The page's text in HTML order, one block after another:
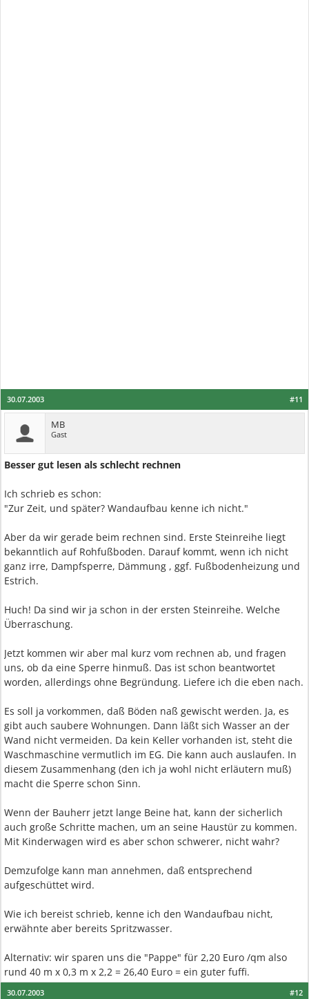
#11
30.07.2003
MB
Gast
Besser gut lesen als schlecht rechnen
Ich schrieb es schon:
"Zur Zeit, und später? Wandaufbau kenne ich nicht."
Aber da wir gerade beim rechnen sind. Erste Steinreihe liegt
bekanntlich auf Rohfußboden. Darauf kommt, wenn ich nicht
ganz irre, Dampfsperre, Dämmung , ggf. Fußbodenheizung und
Estrich.
Huch! Da sind wir ja schon in der ersten Steinreihe. Welche
Überraschung.
Jetzt kommen wir aber mal kurz vom rechnen ab, und fragen
uns, ob da eine Sperre hinmuß. Das ist schon beantwortet
worden, allerdings ohne Begründung. Liefere ich die eben nach.
Es soll ja vorkommen, daß Böden naß gewischt werden. Ja, es
gibt auch saubere Wohnungen. Dann läßt sich Wasser an der
Wand nicht vermeiden. Da kein Keller vorhanden ist, steht die
Waschmaschine vermutlich im EG. Die kann auch auslaufen. In
diesem Zusammenhang (den ich ja wohl nicht erläutern muß)
macht die Sperre schon Sinn.
Wenn der Bauherr jetzt lange Beine hat, kann der sicherlich
auch große Schritte machen, um an seine Haustür zu kommen.
Mit Kinderwagen wird es aber schon schwerer, nicht wahr?
Demzufolge kann man annehmen, daß entsprechend
aufgeschüttet wird.
Wie ich bereist schrieb, kenne ich den Wandaufbau nicht,
erwähnte aber bereits Spritzwasser.
Alternativ: wir sparen uns die "Pappe" für 2,20 Euro /qm also
rund 40 m x 0,3 m x 2,2 = 26,40 Euro = ein guter fuffi.
#12
30.07.2003